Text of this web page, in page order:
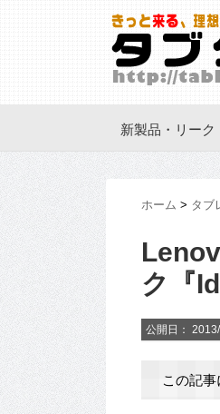
新製品・リーク
ホーム > タブ
ク『
公開日：
この記事